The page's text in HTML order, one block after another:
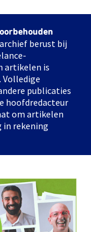
berust bij
artikelen is
publicaties
hoofdredacteur
om artikelen
in rekening